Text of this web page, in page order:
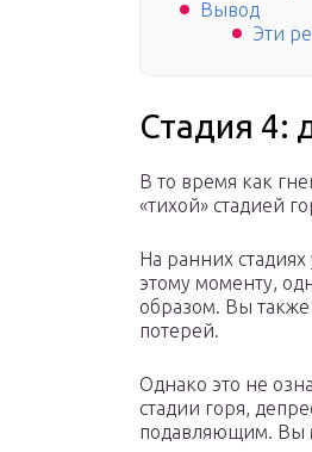
Вывод
Эти
Стадия 4:
В то время как
«тихой» стадией
На ранних
этому моменту,
образом. Вы также
потерей.
Однако это не
стадии горя,
подавляющим. Вы